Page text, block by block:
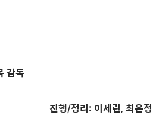
감독
진행/정리: 이세린, 최은정